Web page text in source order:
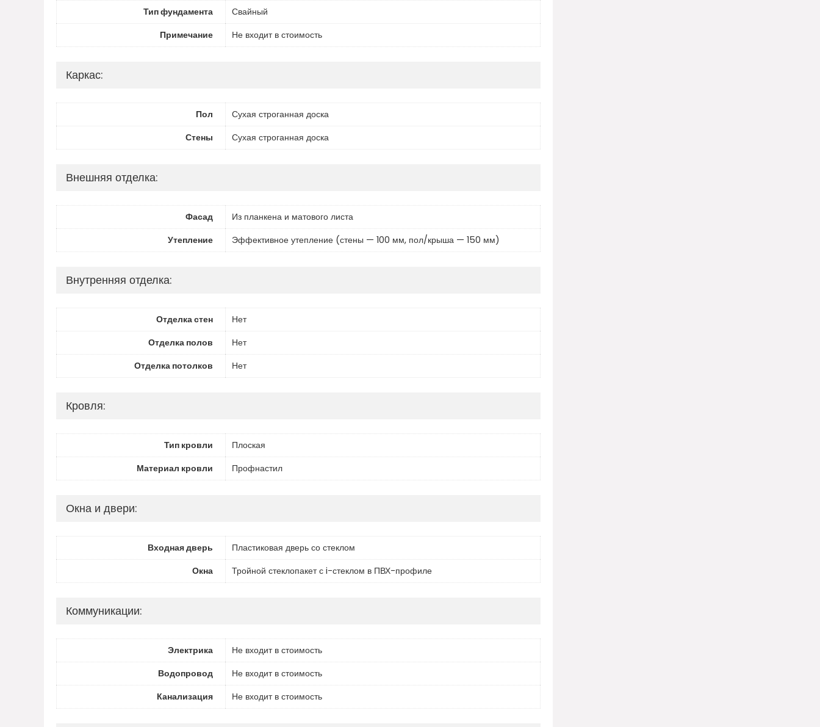
Тип фундамента
Свайный
Примечание
Не входит в стоимость
Каркас:
Пол
Сухая строганная доска
Стены
Сухая строганная доска
Внешняя отделка:
Фасад
Из планкена и матового листа
Утепление
Эффективное утепление (стены — 100 мм, пол/крыша — 150 мм)
Внутренняя отделка:
Отделка стен
Нет
Отделка полов
Нет
Отделка потолков
Нет
Кровля:
Тип кровли
Плоская
Материал кровли
Профнастил
Окна и двери:
Входная дверь
Пластиковая дверь со стеклом
Окна
Тройной стеклопакет с i-стеклом в ПВХ-профиле
Коммуникации:
Электрика
Не входит в стоимость
Водопровод
Не входит в стоимость
Канализация
Не входит в стоимость